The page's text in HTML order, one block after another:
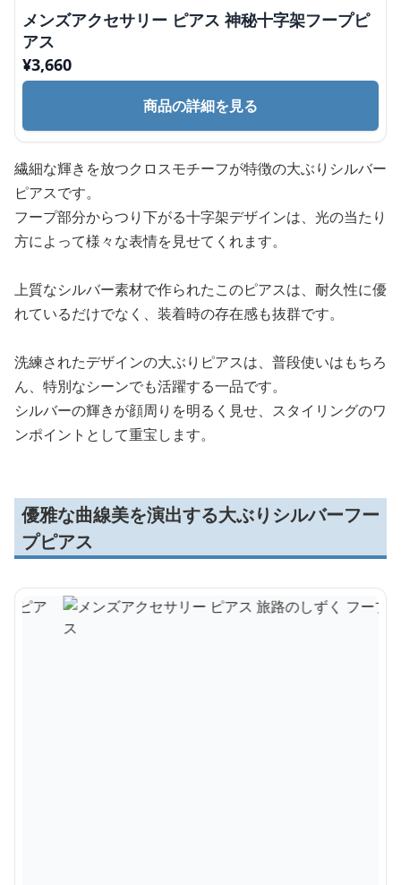
メンズアクセサリー ピアス 神秘十字架フープピ
アス
¥3,660
商品の詳細を見る
繊細な輝きを放つクロスモチーフが特徴の大ぶりシルバー
ピアスです。
フープ部分からつり下がる十字架デザインは、光の当たり
方によって様々な表情を見せてくれます。
上質なシルバー素材で作られたこのピアスは、耐久性に優
れているだけでなく、装着時の存在感も抜群です。
洗練されたデザインの大ぶりピアスは、普段使いはもちろ
ん、特別なシーンでも活躍する一品です。
シルバーの輝きが顔周りを明るく見せ、スタイリングのワ
ンポイントとして重宝します。
優雅な曲線美を演出する大ぶりシルバーフー
プピアス